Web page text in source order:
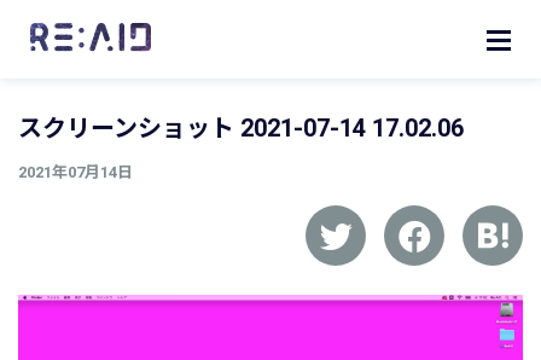
スクリーンショット 2021-07-14 17.02.06
2021年07月14日